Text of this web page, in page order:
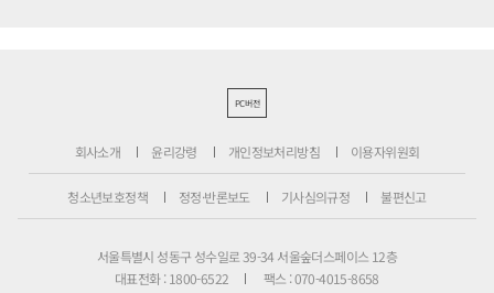
PC버전
회사소개 윤리강령 개인정보처리방침 이용자위원회
청소년보호정책 정정·반론보도 기사심의규정 불편신고
서울특별시 성동구 성수일로 39-34 서울숲더스페이스 12층
대표전화 : 1800-6522
팩스 : 070-4015-8658